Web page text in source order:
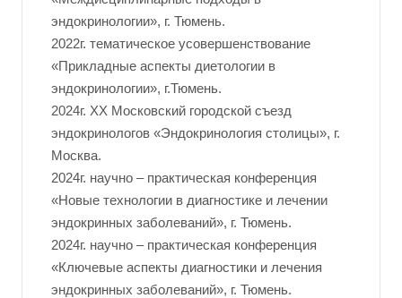
эндокринологии», г. Тюмень.
2022г. тематическое усовершенствование
«Прикладные аспекты диетологии в
эндокринологии», г.Тюмень.
2024г. XX Московский городской съезд
эндокринологов «Эндокринология столицы», г.
Москва.
2024г. научно – практическая конференция
«Новые технологии в диагностике и лечении
эндокринных заболеваний», г. Тюмень.
2024г. научно – практическая конференция
«Ключевые аспекты диагностики и лечения
эндокринных заболеваний», г. Тюмень.